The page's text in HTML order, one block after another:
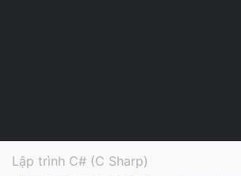
Lập trình C# (C Sharp)